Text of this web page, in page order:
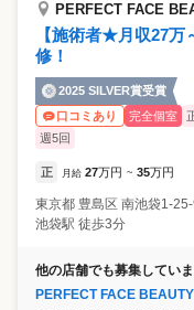
PERFECT FACE
【施術者★月収27
修！
2025 SILVER賞受賞
口コミあり
完全個室
週5回
正 月給 27万円 ~ 35万円
東京都 豊島区 南池袋1-
池袋駅 徒歩3分
他の店舗でも募集してい
PERFECT FACE